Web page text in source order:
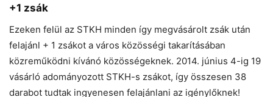
+1 zsák
Ezeken felül az STKH minden így megvásárolt zsák után
felajánl + 1 zsákot a város közösségi takarításában
közreműködni kívánó közösségeknek. 2014. június 4-ig 19
vásárló adományozott STKH-s zsákot, így összesen 38
darabot tudtak ingyenesen felajánlani az igénylőknek!